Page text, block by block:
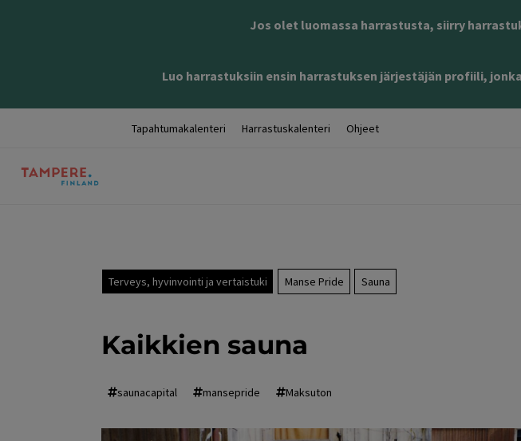
Jos olet luomassa harrastusta, siirry
Luo harrastuksiin ensin harrastuksen järjestäjän profiili,
Tapahtumakalenteri Harrastuskalenteri Ohjeet
Terveys, hyvinvointi ja vertaistuki Manse Pride Sauna
Kaikkien sauna
saunacapital mansepride Maksuton